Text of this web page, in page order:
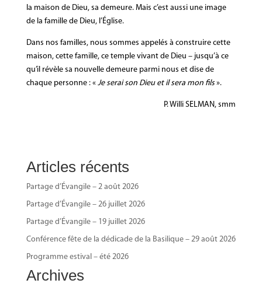
la maison de Dieu, sa demeure. Mais c’est aussi une image
de la famille de Dieu, l’Église.
Dans nos familles, nous sommes appelés à construire cette
maison, cette famille, ce temple vivant de Dieu – jusqu’à ce
qu’il révèle sa nouvelle demeure parmi nous et dise de
chaque personne : « Je serai son Dieu et il sera mon fils».
P. Willi SELMAN, smm
Articles récents
Partage d’Évangile – 2 août 2026
Partage d’Évangile – 26 juillet 2026
Partage d’Évangile – 19 juillet 2026
Conférence fête de la dédicade de la Basilique – 29 août 2026
Programme estival – été 2026
Archives